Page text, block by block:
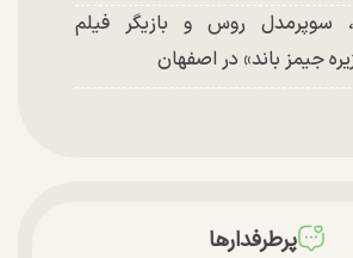
سوپرمدل روس و بازیگر فیلم
جیمز باند» در اصفهان
پرطرفدارها